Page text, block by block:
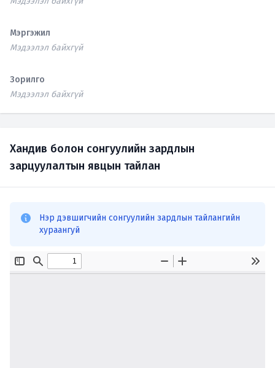
Мэргэжил
Мэдээлэл байхгүй
Зорилго
Мэдээлэл байхгүй
Хандив болон сонгуулийн зардлын
зарцуулалтын явцын тайлан
Нэр дэвшигчийн сонгуулийн зардлын тайлангийн
хураангуй